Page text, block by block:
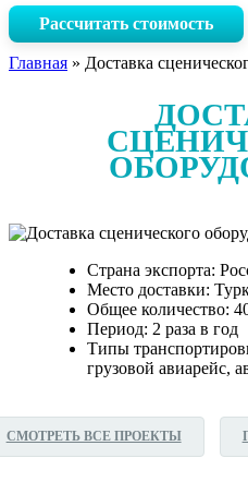
Рассчитать стоимость
Главная » Доставка
Страна экспорта:
Место доставки:
Общее количество:
Период: 2 раза в год
Типы
грузовой авиарейс,
СМОТРЕТЬ ВСЕ ПРОЕКТЫ